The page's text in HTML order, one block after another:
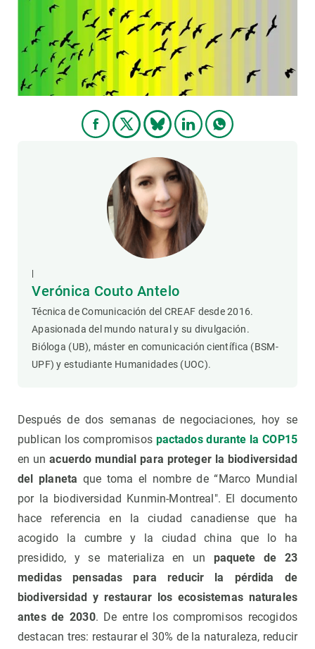
Verónica Couto Antelo
Técnica de Comunicación del CREAF desde 2016.
Apasionada del mundo natural y su divulgación.
Bióloga (UB), máster en comunicación científica (BSM-
UPF) y estudiante Humanidades (UOC).
Después de dos semanas de negociaciones, hoy se
publican los compromisos pactados durante la COP15
en unacuerdo mundial para proteger la biodiversidad
del planeta que toma el nombre de “Marco Mundial
por la biodiversidad Kunmin-Montreal". El documento
hace referencia en la ciudad canadiense que ha
acogido la cumbre y la ciudad china que lo ha
presidido, y se materializa en un paquete de 23
medidas pensadas para reducir la pérdida de
biodiversidad y restaurar los ecosistemas naturales
antes de 2030. De entre los compromisos recogidos
destacan tres: restaurar el 30% de la naturaleza, reducir